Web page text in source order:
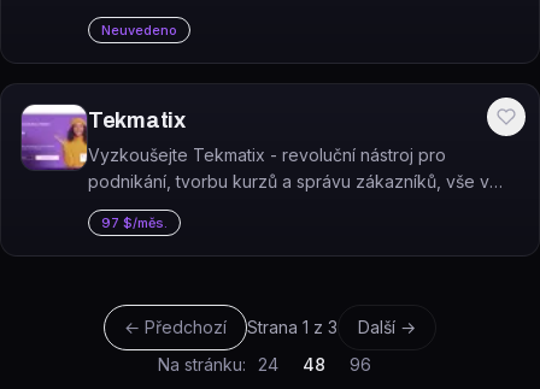
laboratoří NVIDIA AI a posuň své projekty na další
úroveň. Cena na vyžádání.
Neuvedeno
Tekmatix
Vyzkoušejte Tekmatix - revoluční nástroj pro
podnikání, tvorbu kurzů a správu zákazníků, vše v
jednom! S bezplatnou zkušební verzí si vyzkoušejte,
jak tento nástroj pomůže vašemu startupu růst.
97 $/měs.
← Předchozí Strana 1 z 3
Další →
Na stránku:
24 48 96